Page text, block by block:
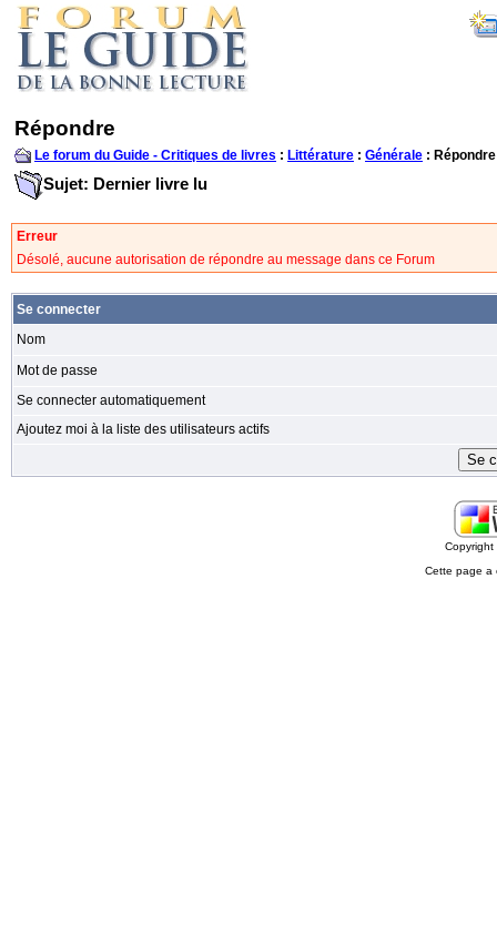
Répondre
Le forum du Guide - Critiques de livres : Littérature : Générale : Répondre
Sujet: Dernier livre lu
Erreur
Désolé, aucune autorisation de répondre au message dans ce Forum
Se connecter
Nom
Mot de passe
Se connecter automatiquement
Ajoutez moi à la liste des utilisateurs actifs
Cette page a